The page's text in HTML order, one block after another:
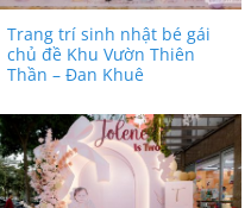
Trang trí sinh nhật bé gái
chủ đề Khu Vườn Thiên
Thần – Đan Khuê